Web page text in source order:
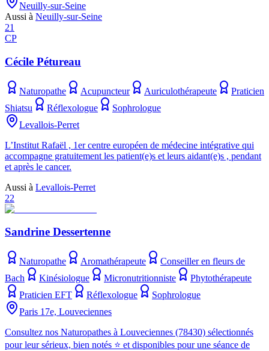
Neuilly-sur-Seine
Aussi à Neuilly-sur-Seine
21
CP
Cécile Pétureau
Naturopathe Acupuncteur Auriculothérapeute
Praticien
Shiatsu
Réflexologue
Sophrologue
Levallois-Perret
L’Institut Rafaël , 1er centre européen de médecine intégrative qui
accompagne gratuitement les patient(e)s et leurs aidant(e)s , pendant
et après le cancer.
Aussi à Levallois-Perret
22
Sandrine Dessertenne
Naturopathe Aromathérapeute
Conseiller en fleurs de
Bach
Kinésiologue Micronutritionniste
Phytothérapeute
Praticien EFT
Réflexologue
Sophrologue
Paris 17e, Louveciennes
Consultez nos Naturopathes à Louveciennes (78430) sélectionnés
pour leur sérieux, bien notés ⭐ et disponibles pour une séance de